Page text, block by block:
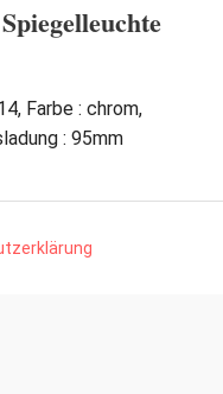
Farbe : chrom,
: 95mm